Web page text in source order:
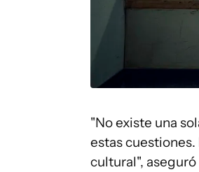
"No existe una
estas
cultural",